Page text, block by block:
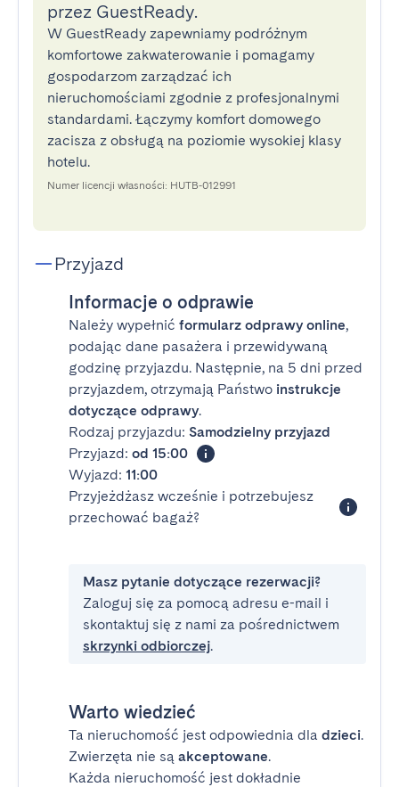
przez GuestReady.
W GuestReady zapewniamy podróżnym
komfortowe zakwaterowanie i pomagamy
gospodarzom zarządzać ich
nieruchomościami zgodnie z profesjonalnymi
standardami. Łączymy komfort domowego
zacisza z obsługą na poziomie wysokiej klasy
hotelu.
Numer licencji własności: HUTB-012991
Przyjazd
Informacje o odprawie
Należy wypełnić formularz odprawy online,
podając dane pasażera i przewidywaną
godzinę przyjazdu. Następnie, na 5 dni przed
przyjazdem, otrzymają Państwo instrukcje
dotyczące odprawy.
Rodzaj przyjazdu: Samodzielny przyjazd
Przyjazd: od 15:00
Wyjazd: 11:00
Przyjeżdżasz wcześnie i potrzebujesz
przechować bagaż?
Masz pytanie dotyczące rezerwacji?
Zaloguj się za pomocą adresu e-mail i
skontaktuj się z nami za pośrednictwem
skrzynki odbiorczej.
Warto wiedzieć
Ta nieruchomość jest odpowiednia dla dzieci.
Zwierzęta nie są akceptowane.
Każda nieruchomość jest dokładnie